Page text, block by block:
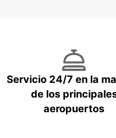
Servicio 24/7 en la
de los
aeropuertos